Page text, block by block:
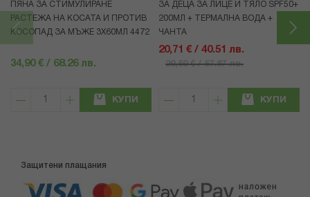
ПЯНА ЗА СТИМУЛИРАНЕ
РАСТЕЖА НА КОСАТА И ПРОТИВ
КОСОПАД ЗА МЪЖЕ 3X60МЛ 4472
34,90 € / 68.26 лв.
КУПИ
ЗА ДЕЦА ЗА ЛИЦЕ И ТЯЛО SPF50+
200МЛ + ТЕРМАЛНА ВОДА +
ЧАНТА
20,71 € / 40.51 лв.
29,59 € / 57.87 лв.
КУПИ
Защитени плащания